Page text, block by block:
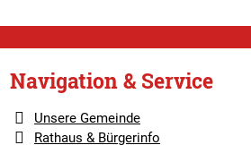
Navigation & Service
Unsere Gemeinde
Rathaus & Bürgerinfo